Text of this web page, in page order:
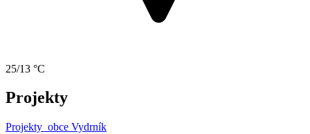
25/13 °C
Projekty
Projekty obce Vydrník